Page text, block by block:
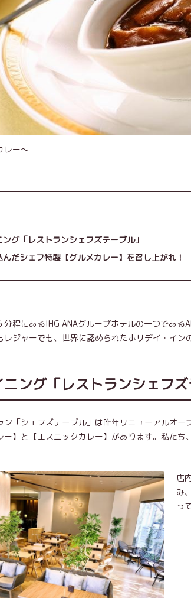
レー～
グ「レストランシェフズテーブル」
だシェフ特製【グルメカレー】を召し上がれ！
分程にあるIHG ANAグループホテルの一つであ
ジャーでも、世界に認められたホリデイ・イン
ング「レストランシェフズ
ン「シェフズテーブル」は昨年リニューアルオ
】と【エスニックカレー】があります。私たち
店
み
っ